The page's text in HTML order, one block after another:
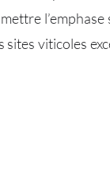
sites viticoles